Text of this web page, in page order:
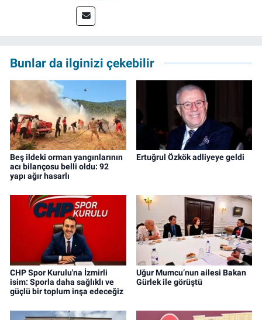
deneyimin dışında kapatılana kadar Artı TV
ve TELE1 TV Ankara bürolarında editör ve
Bunlar da ilginizi çekebilir
Beş ildeki orman yangınlarının
acı bilançosu belli oldu: 92
yapı ağır hasarlı
Ertuğrul Özkök adliyeye geldi
CHP Spor Kurulu'na İzmirli
isim: Sporla daha sağlıklı ve
güçlü bir toplum inşa edeceğiz
Uğur Mumcu’nun ailesi Bakan
Gürlek ile görüştü